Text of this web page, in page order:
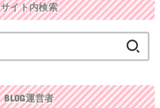
サイト内検索
索:
BLOG運営者